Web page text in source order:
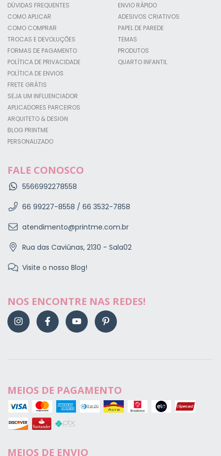
DÚVIDAS FREQUENTES
COMO APLICAR
COMO COMPRAR
TROCAS E DEVOLUÇÕES
FORMAS DE PAGAMENTO
POLÍTICA DE PRIVACIDADE
POLÍTICA DE ENVIOS
FRETE GRÁTIS
SEJA UM INFLUENCIADOR
APLICADORES PARCEIROS
ARQUITETO & DESIGN
BLOG PRINTME
PERSONALIZADO
ENVIO RÁPIDO
ADESIVOS CRIATIVOS
PAPEL DE PAREDE
TEMAS
PRODUTOS
QUARTO INFANTIL
FALE CONOSCO
5566992278558
66 99227-8558 / 66 3532-7858
atendimento@printme.com.br
Rua das Caviúnas, 2130 - Sala02
Visite o nosso Blog!
NOS ENCONTRE NAS REDES!
MEIOS DE PAGAMENTO
MEIOS DE ENVIO